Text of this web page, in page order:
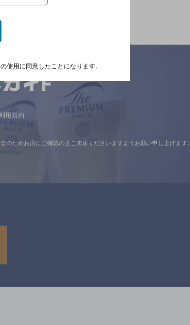
用規約
念のためお店にご確認の上ご来店くださいますようお願い申し上げます。
使用に同意したことになります。